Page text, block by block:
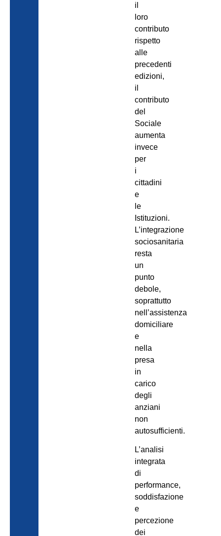
il
loro
contributo
rispetto
alle
precedenti
edizioni,
il
contributo
del
Sociale
aumenta
invece
per
i
cittadini
e
le
Istituzioni.
L’integrazione
sociosanitaria
resta
un
punto
debole,
soprattutto
nell’assistenza
domiciliare
e
nella
presa
in
carico
degli
anziani
non
autosufficienti.
L’analisi
integrata
di
performance,
soddisfazione
e
percezione
dei